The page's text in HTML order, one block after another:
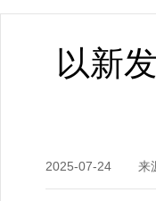
以新
2025-07-24 来